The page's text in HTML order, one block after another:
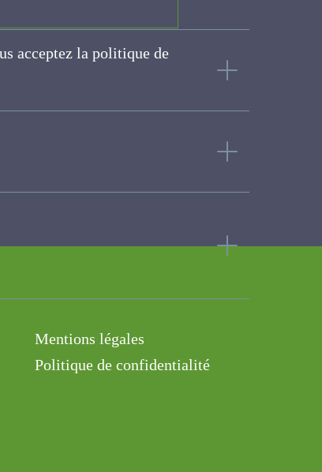
acceptez la politique
Mentions légales
Politique de confidentialité